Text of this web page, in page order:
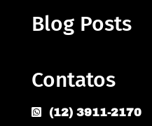
Blog Posts
Contatos
 (12) 3911-2170